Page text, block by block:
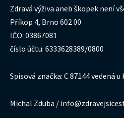
Zdravá výživa aneb škopek není
Příkop 4, Brno 602 00
IČO: 03867081
číslo účtu: 6333628389/0800
Spisová značka: C 87144 vedená
Michal Zduba /